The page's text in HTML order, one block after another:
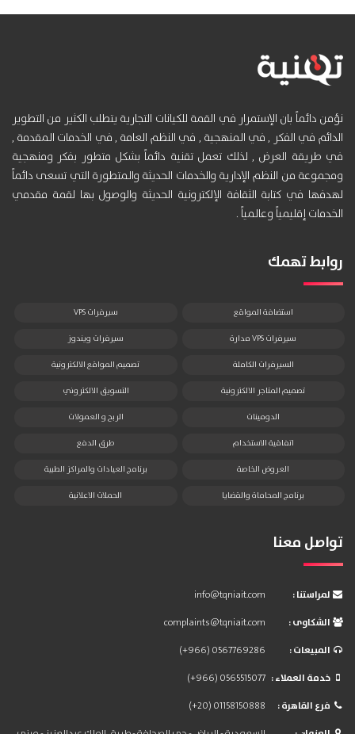
نؤمن دائماً بان الإستمرار في القمة للكيانات التجارية يتطلب الكثير من التطوير
الدائم في الفكر , في المنهجية , في النظم العامة , في الخدمات المقدمة ,
في طريقة العرض , لذلك تعمل تقنية دائماً بشكل متطور بفكر ومنهجية
ومجموعة من النظم الإدارية والخدمات الحديثة والمتطورة التي تسعى دائماً
لهدفها في كتابة الثقافة الإلكترونية الحديثة والوصول بها لقمة مقدمي
الخدمات إقليمياً وعالمياً .
روابط تهمك
استضافة المواقع سيرفرات VPS
سيرفرات VPS مدارة سيرفرات ويندوز
السيرفرات الكاملة تصميم المواقع الالكترونية
تصميم المتاجر الالكترونية التسويق الالكتروني
الدومينات الربح و العمولات
اتفاقية الاستخدام طرق الدفع
العروض الخاصة برنامج العيادات والمراكز الطبية
برنامج المحاماة والقضايا الحملات الاعلانية
تواصل معنا
: لمراستنا
info@tqniait.com
: الشكاوى
complaints@tqniait.com
: المبيعات
(+966) 0567769286
: خدمة العملاء
(+966) 0565515077
: فرع القاهرة
(+20) 01158150888